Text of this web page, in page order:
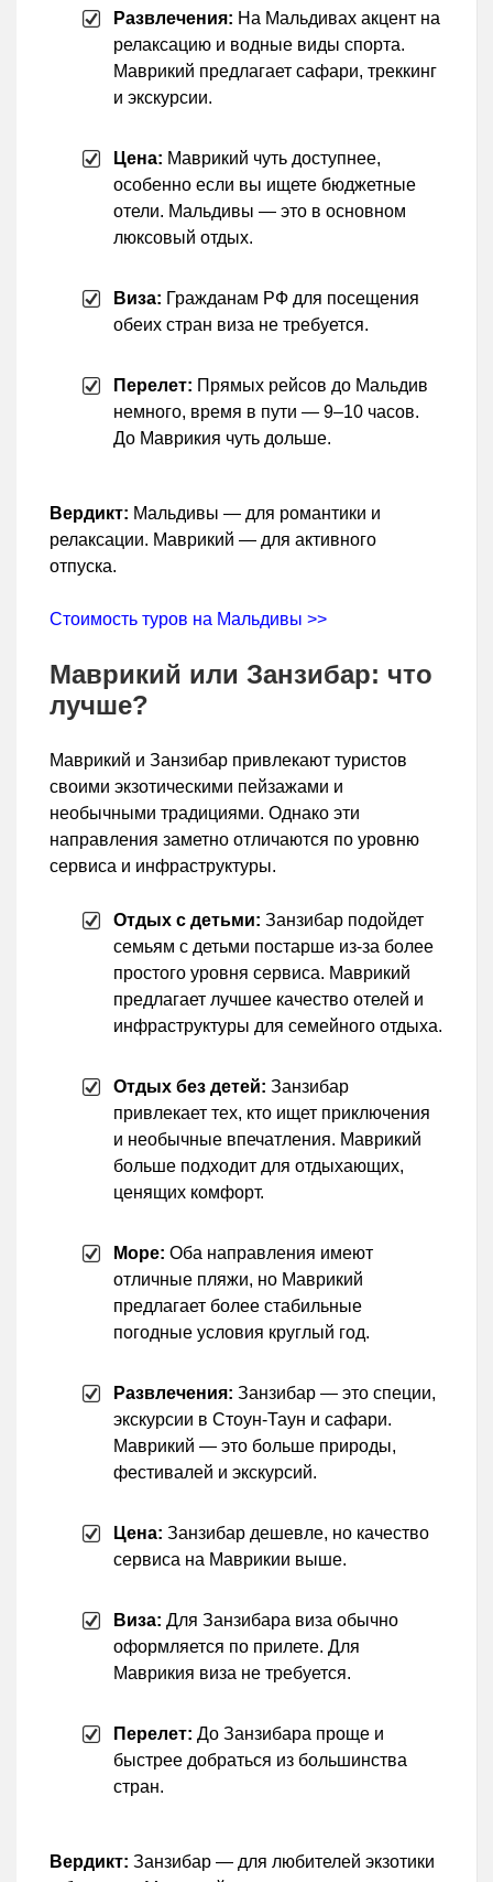
Развлечения: На Мальдивах акцент на
релаксацию и водные виды спорта.
Маврикий предлагает сафари, треккинг
и экскурсии.
Цена: Маврикий чуть доступнее,
особенно если вы ищете бюджетные
отели. Мальдивы — это в основном
люксовый отдых.
Виза: Гражданам РФ для посещения
обеих стран виза не требуется.
Перелет: Прямых рейсов до Мальдив
немного, время в пути — 9–10 часов.
До Маврикия чуть дольше.
Вердикт: Мальдивы — для романтики и
релаксации. Маврикий — для активного
отпуска.
Стоимость туров на Мальдивы >>
Маврикий или Занзибар: что
лучше?
Маврикий и Занзибар привлекают туристов
своими экзотическими пейзажами и
необычными традициями. Однако эти
направления заметно отличаются по уровню
сервиса и инфраструктуры.
Отдых с детьми: Занзибар подойдет
семьям с детьми постарше из-за более
простого уровня сервиса. Маврикий
предлагает лучшее качество отелей и
инфраструктуры для семейного отдыха.
Отдых без детей: Занзибар
привлекает тех, кто ищет приключения
и необычные впечатления. Маврикий
больше подходит для отдыхающих,
ценящих комфорт.
Море: Оба направления имеют
отличные пляжи, но Маврикий
предлагает более стабильные
погодные условия круглый год.
Развлечения: Занзибар — это специи,
экскурсии в Стоун-Таун и сафари.
Маврикий — это больше природы,
фестивалей и экскурсий.
Цена: Занзибар дешевле, но качество
сервиса на Маврикии выше.
Виза: Для Занзибара виза обычно
оформляется по прилете. Для
Маврикия виза не требуется.
Перелет: До Занзибара проще и
быстрее добраться из большинства
стран.
Вердикт: Занзибар — для любителей экзотики